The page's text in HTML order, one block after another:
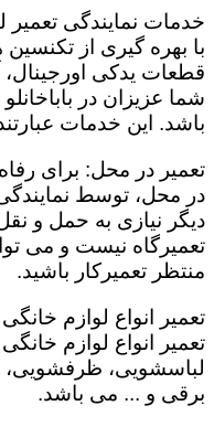
خدمات نمایندگی تعمیر
با بهره گیری از
قطعات یدکی اورجینال،
شما عزیزان در
باشد. این خدمات
تعمیر در محل: برای
در محل، توسط
دیگر نیازی به حمل و
تعمیرگاه نیست و می
منتظر تعمیرکار باشید.
تعمیر انواع لوازم
تعمیر انواع لوازم
لباسشویی، ظرفشویی،
برقی و ... می باشد.